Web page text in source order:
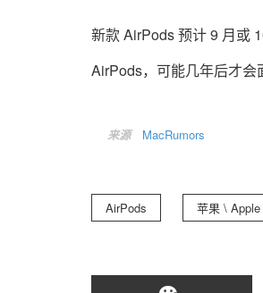
新款 AirPods 预计 9 月或
AirPods，可能几年后才会
来源 MacRumors
AirPods 苹果 \ Apple